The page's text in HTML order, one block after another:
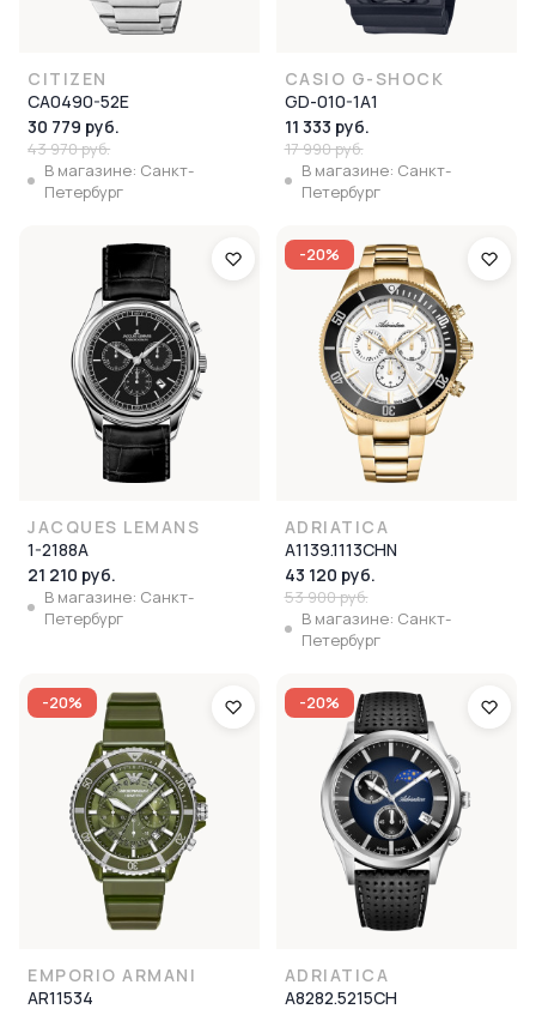
CITIZEN
CA0490-52E
30 779 руб.
43 970 руб.
В магазине: Санкт-
Петербург
CASIO G-SHOCK
GD-010-1A1
11 333 руб.
17 990 руб.
В магазине: Санкт-
Петербург
JACQUES LEMANS
1-2188A
21 210 руб.
В магазине: Санкт-
Петербург
-20%
ADRIATICA
A1139.1113CHN
43 120 руб.
53 900 руб.
В магазине: Санкт-
Петербург
-20%
EMPORIO ARMANI
AR11534
-20%
ADRIATICA
A8282.5215CH